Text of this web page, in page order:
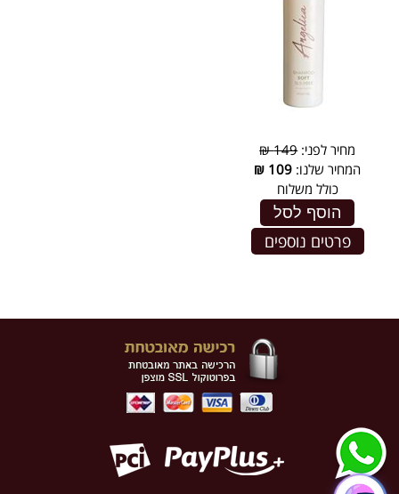
מחיר לפני:149 ₪
המחיר שלנו: 109
₪
כולל משלוח
הוסף לסל
פרטים נוספים